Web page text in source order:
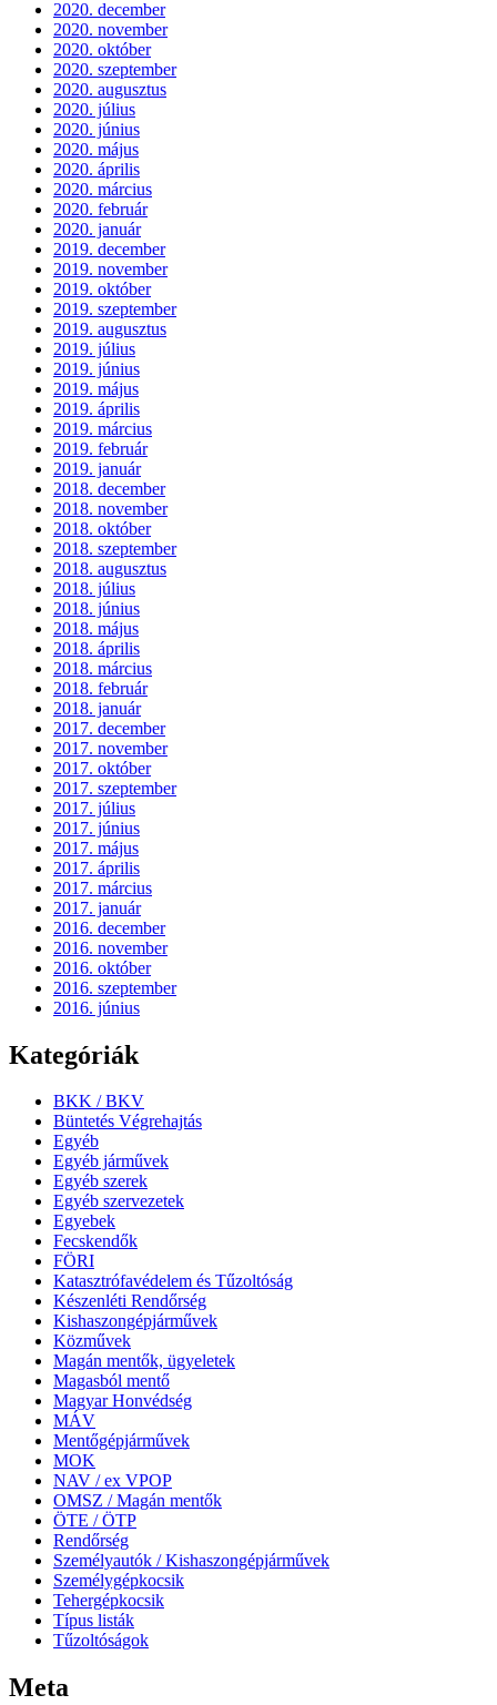
2020. december
2020. november
2020. október
2020. szeptember
2020. augusztus
2020. július
2020. június
2020. május
2020. április
2020. március
2020. február
2020. január
2019. december
2019. november
2019. október
2019. szeptember
2019. augusztus
2019. július
2019. június
2019. május
2019. április
2019. március
2019. február
2019. január
2018. december
2018. november
2018. október
2018. szeptember
2018. augusztus
2018. július
2018. június
2018. május
2018. április
2018. március
2018. február
2018. január
2017. december
2017. november
2017. október
2017. szeptember
2017. július
2017. június
2017. május
2017. április
2017. március
2017. január
2016. december
2016. november
2016. október
2016. szeptember
2016. június
Kategóriák
BKK / BKV
Büntetés Végrehajtás
Egyéb
Egyéb járművek
Egyéb szerek
Egyéb szervezetek
Egyebek
Fecskendők
FÖRI
Katasztrófavédelem és Tűzoltóság
Készenléti Rendőrség
Kishaszongépjárművek
Közművek
Magán mentők, ügyeletek
Magasból mentő
Magyar Honvédség
MÁV
Mentőgépjárművek
MOK
NAV / ex VPOP
OMSZ / Magán mentők
ÖTE / ÖTP
Rendőrség
Személyautók / Kishaszongépjárművek
Személygépkocsik
Tehergépkocsik
Típus listák
Tűzoltóságok
Meta